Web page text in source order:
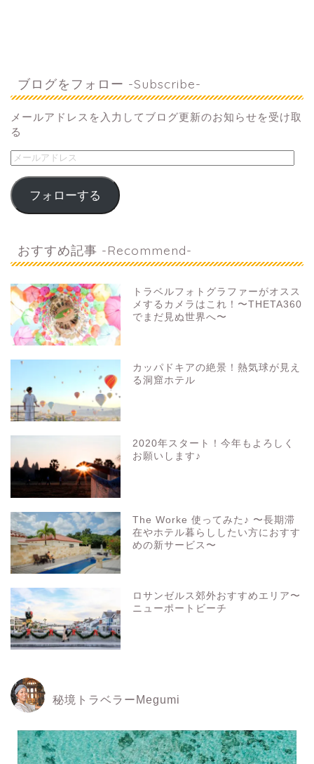
ブログをフォロー -Subscribe-
メールアドレスを入力してブログ更新のお知らせを受け取
る
フォローする
おすすめ記事 -Recommend-
トラベルフォトグラファーがオスス
メするカメラはこれ！〜THETA360
でまだ見ぬ世界へ〜
カッパドキアの絶景！熱気球が見え
る洞窟ホテル
2020年スタート！今年もよろしく
お願いします♪
The Worke 使ってみた♪ 〜長期滞
在やホテル暮らししたい方におすす
めの新サービス〜
ロサンゼルス郊外おすすめエリア〜
ニューポートビーチ
秘境トラベラーMegumi